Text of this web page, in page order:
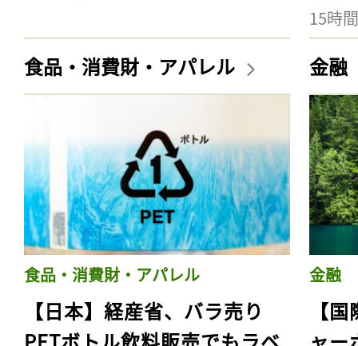
15時
食品・消費財・アパレル
食品・消費財・アパレル
【日本】経産省、バラ売り
金融
金融
【